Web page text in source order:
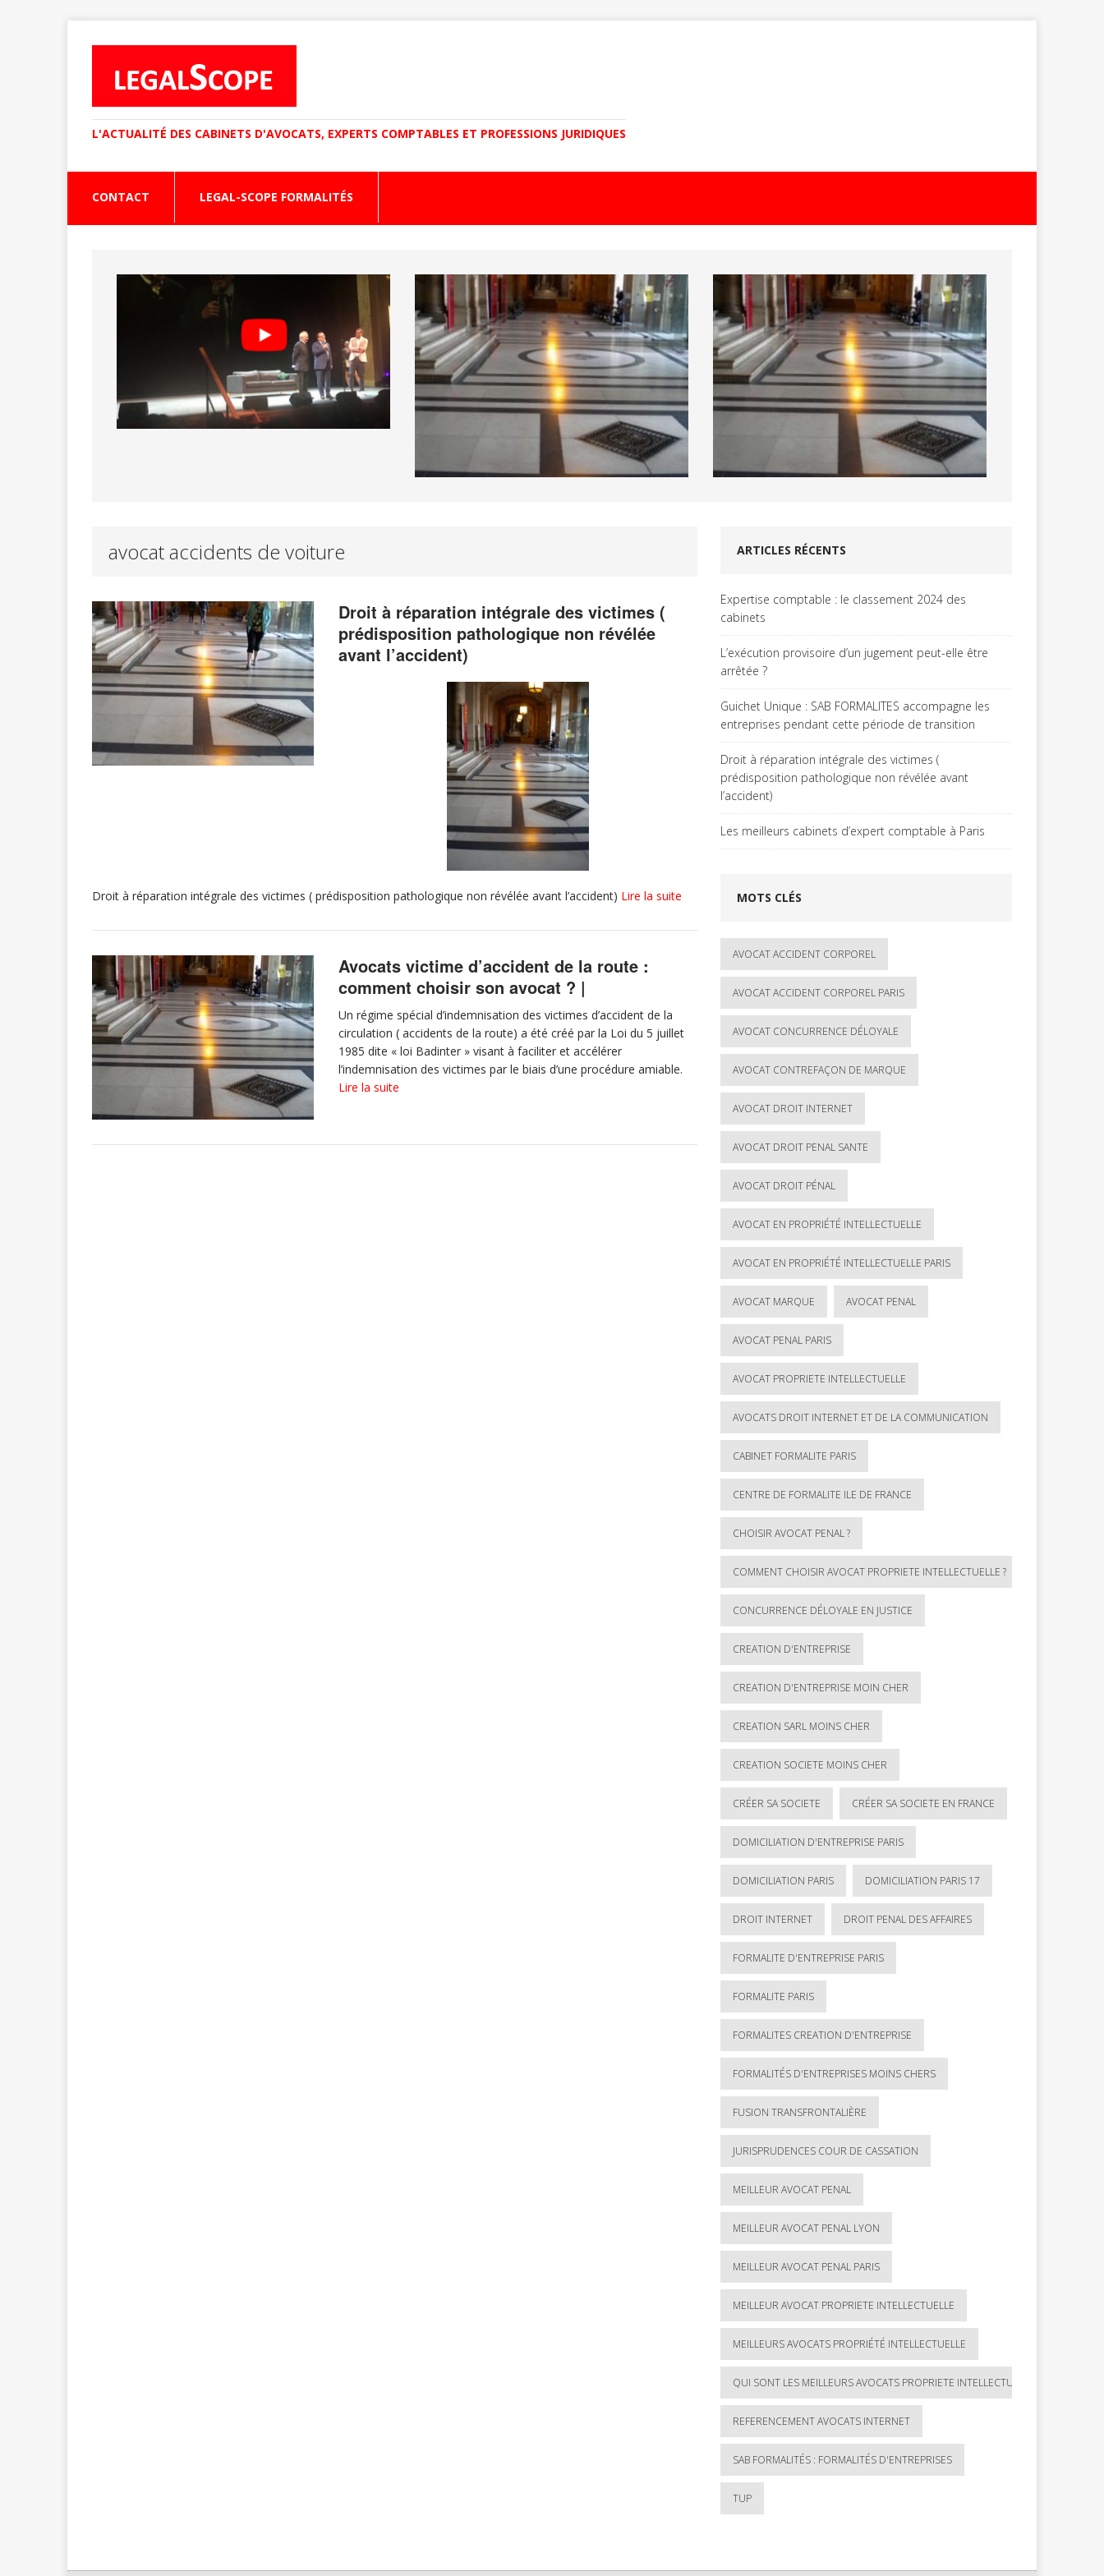
L'ACTUALITÉ DES CABINETS D'AVOCATS, EXPERTS COMPTABLES ET PROFESSIONS JURIDIQUES
CONTACT LEGAL-SCOPE FORMALITÉS
avocat accidents de voiture
Droit à réparation intégrale des victimes (
prédisposition pathologique non révélée
avant l’accident)
Droit à réparation intégrale des victimes ( prédisposition pathologique non révélée avant l’accident) Lire la suite
Avocats victime d’accident de la route :
comment choisir son avocat ? |
Un régime spécial d’indemnisation des victimes d’accident de la
circulation ( accidents de la route) a été créé par la Loi du 5 juillet
1985 dite « loi Badinter » visant à faciliter et accélérer
l’indemnisation des victimes par le biais d’une procédure amiable.
Lire la suite
ARTICLES RÉCENTS
Expertise comptable : le classement 2024 des
cabinets
L’exécution provisoire d’un jugement peut-elle être
arrêtée ?
Guichet Unique : SAB FORMALITES accompagne les
entreprises pendant cette période de transition
Droit à réparation intégrale des victimes (
prédisposition pathologique non révélée avant
l’accident)
Les meilleurs cabinets d’expert comptable à Paris
MOTS CLÉS
AVOCAT ACCIDENT CORPOREL
AVOCAT ACCIDENT CORPOREL PARIS
AVOCAT CONCURRENCE DÉLOYALE
AVOCAT CONTREFAÇON DE MARQUE
AVOCAT DROIT INTERNET
AVOCAT DROIT PENAL SANTE
AVOCAT DROIT PÉNAL
AVOCAT EN PROPRIÉTÉ INTELLECTUELLE
AVOCAT EN PROPRIÉTÉ INTELLECTUELLE PARIS
AVOCAT MARQUE AVOCAT PENAL
AVOCAT PENAL PARIS
AVOCAT PROPRIETE INTELLECTUELLE
AVOCATS DROIT INTERNET ET DE LA COMMUNICATION
CABINET FORMALITE PARIS
CENTRE DE FORMALITE ILE DE FRANCE
CHOISIR AVOCAT PENAL ?
COMMENT CHOISIR AVOCAT PROPRIETE INTELLECTUELLE ?
CONCURRENCE DÉLOYALE EN JUSTICE
CREATION D'ENTREPRISE
CREATION D'ENTREPRISE MOIN CHER
CREATION SARL MOINS CHER
CREATION SOCIETE MOINS CHER
CRÉER SA SOCIETE CRÉER SA SOCIETE EN FRANCE
DOMICILIATION D'ENTREPRISE PARIS
DOMICILIATION PARIS DOMICILIATION PARIS 17
DROIT INTERNET DROIT PENAL DES AFFAIRES
FORMALITE D'ENTREPRISE PARIS
FORMALITE PARIS
FORMALITES CREATION D'ENTREPRISE
FORMALITÉS D'ENTREPRISES MOINS CHERS
FUSION TRANSFRONTALIÈRE
JURISPRUDENCES COUR DE CASSATION
MEILLEUR AVOCAT PENAL
MEILLEUR AVOCAT PENAL LYON
MEILLEUR AVOCAT PENAL PARIS
MEILLEUR AVOCAT PROPRIETE INTELLECTUELLE
MEILLEURS AVOCATS PROPRIÉTÉ INTELLECTUELLE
QUI SONT LES MEILLEURS AVOCATS PROPRIETE INTELLECTUELLE ?
REFERENCEMENT AVOCATS INTERNET
SAB FORMALITÉS : FORMALITÉS D'ENTREPRISES
TUP